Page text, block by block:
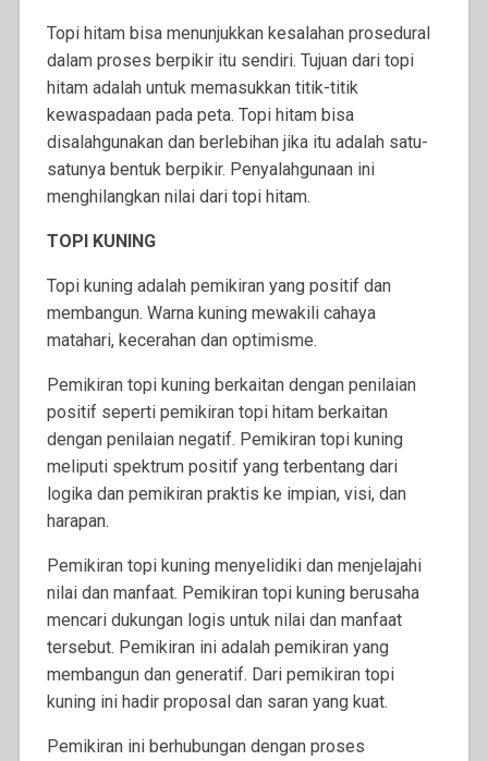
Topi hitam bisa menunjukkan kesalahan prosedural
dalam proses berpikir itu sendiri. Tujuan dari topi
hitam adalah untuk memasukkan titik-titik
kewaspadaan pada peta. Topi hitam bisa
disalahgunakan dan berlebihan jika itu adalah satu-
satunya bentuk berpikir. Penyalahgunaan ini
menghilangkan nilai dari topi hitam.
TOPI KUNING
Topi kuning adalah pemikiran yang positif dan
membangun. Warna kuning mewakili cahaya
matahari, kecerahan dan optimisme.
Pemikiran topi kuning berkaitan dengan penilaian
positif seperti pemikiran topi hitam berkaitan
dengan penilaian negatif. Pemikiran topi kuning
meliputi spektrum positif yang terbentang dari
logika dan pemikiran praktis ke impian, visi, dan
harapan.
Pemikiran topi kuning menyelidiki dan menjelajahi
nilai dan manfaat. Pemikiran topi kuning berusaha
mencari dukungan logis untuk nilai dan manfaat
tersebut. Pemikiran ini adalah pemikiran yang
membangun dan generatif. Dari pemikiran topi
kuning ini hadir proposal dan saran yang kuat.
Pemikiran ini berhubungan dengan proses